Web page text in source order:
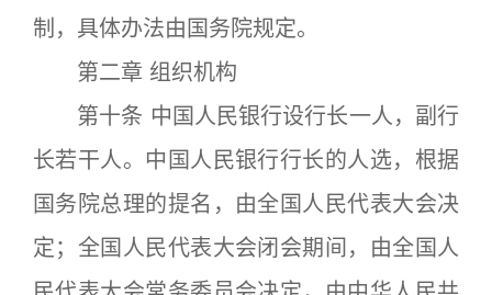
制，具体办法由国务院规定。
第二章 组织机构
第十条 中国人民银行设行长一人，副行
长若干人。中国人民银行行长的人选，根据
国务院总理的提名，由全国人民代表大会决
定；全国人民代表大会闭会期间，由全国人